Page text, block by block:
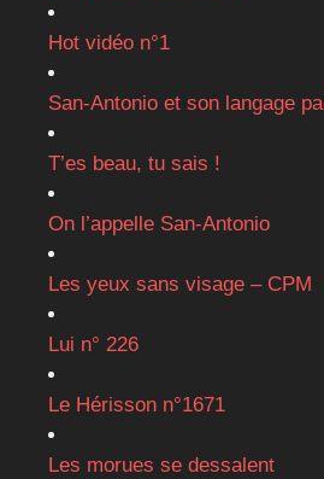
Hot vidéo n°1
San-Antonio et son langage
T’es beau, tu sais !
On l’appelle San-Antonio
Les yeux sans visage – CPM
Lui n° 226
Le Hérisson n°1671
Les morues se dessalent